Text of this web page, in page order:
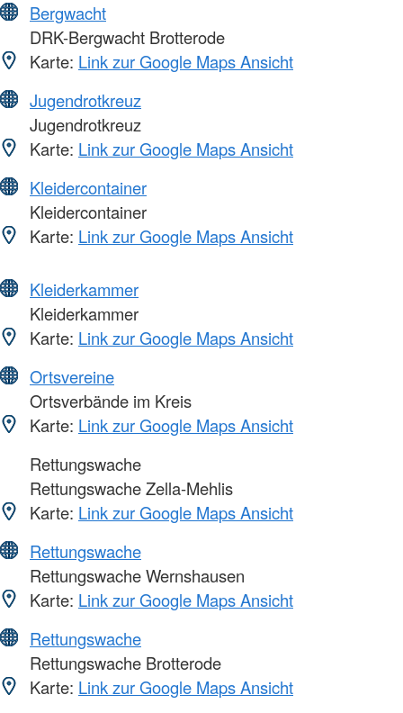
Bergwacht
DRK-Bergwacht Brotterode
Karte: Link zur Google Maps Ansicht
Jugendrotkreuz
Jugendrotkreuz
Karte: Link zur Google Maps Ansicht
Kleidercontainer
Kleidercontainer
Karte: Link zur Google Maps Ansicht
Kleiderkammer
Kleiderkammer
Karte: Link zur Google Maps Ansicht
Ortsvereine
Ortsverbände im Kreis
Karte: Link zur Google Maps Ansicht
Rettungswache
Rettungswache Zella-Mehlis
Karte: Link zur Google Maps Ansicht
Rettungswache
Rettungswache Wernshausen
Karte: Link zur Google Maps Ansicht
Rettungswache
Rettungswache Brotterode
Karte: Link zur Google Maps Ansicht